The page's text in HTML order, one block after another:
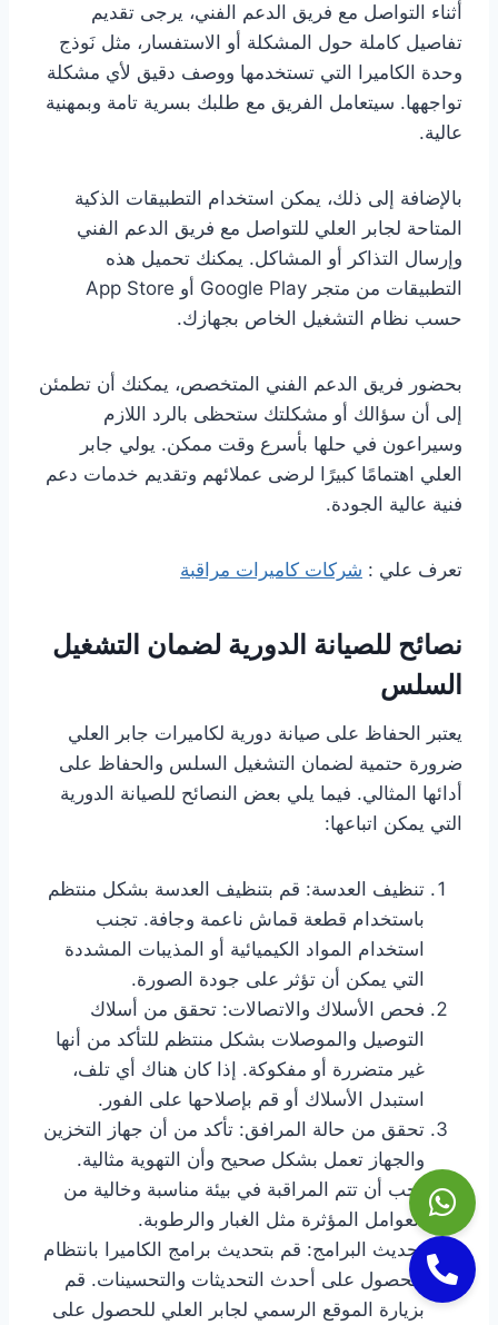
أثناء التواصل مع فريق الدعم الفني، يرجى تقديم
تفاصيل كاملة حول المشكلة أو الاستفسار، مثل نَوذج
وحدة الكاميرا التي تستخدمها ووصف دقيق لأي مشكلة
تواجهها. سيتعامل الفريق مع طلبك بسرية تامة وبمهنية
عالية.
بالإضافة إلى ذلك، يمكن استخدام التطبيقات الذكية
المتاحة لجابر العلي للتواصل مع فريق الدعم الفني
وإرسال التذاكر أو المشاكل. يمكنك تحميل هذه
التطبيقات من متجر Google Play أو App Store
حسب نظام التشغيل الخاص بجهازك.
بحضور فريق الدعم الفني المتخصص، يمكنك أن تطمئن
إلى أن سؤالك أو مشكلتك ستحظى بالرد اللازم
وسيراعون في حلها بأسرع وقت ممكن. يولي جابر
العلي اهتمامًا كبيرًا لرضى عملائهم وتقديم خدمات دعم
فنية عالية الجودة.
تعرف علي : شركات كاميرات مراقبة
نصائح للصيانة الدورية لضمان التشغيل
السلس
يعتبر الحفاظ على صيانة دورية لكاميرات جابر العلي
ضرورة حتمية لضمان التشغيل السلس والحفاظ على
أدائها المثالي. فيما يلي بعض النصائح للصيانة الدورية
التي يمكن اتباعها:
تنظيف العدسة: قم بتنظيف العدسة بشكل منتظم
باستخدام قطعة قماش ناعمة وجافة. تجنب
استخدام المواد الكيميائية أو المذيبات المشددة
التي يمكن أن تؤثر على جودة الصورة.
فحص الأسلاك والاتصالات: تحقق من أسلاك
التوصيل والموصلات بشكل منتظم للتأكد من أنها
غير متضررة أو مفكوكة. إذا كان هناك أي تلف،
استبدل الأسلاك أو قم بإصلاحها على الفور.
تحقق من حالة المرافق: تأكد من أن جهاز التخزين
والجهاز تعمل بشكل صحيح وأن التهوية مثالية.
يجب أن تتم المراقبة في بيئة مناسبة وخالية من
العوامل المؤثرة مثل الغبار والرطوبة.
تحديث البرامج: قم بتحديث برامج الكاميرا بانتظام
للحصول على أحدث التحديثات والتحسينات. قم
بزيارة الموقع الرسمي لجابر العلي للحصول على